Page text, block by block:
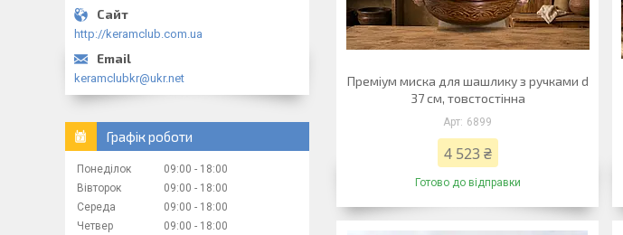
Преміум миска для шашлику з ручками d
37 см, товстостінна
6899
4 523 ₴
Готово до відправки
http://keramclub.com.ua
keramclubkr@ukr.net
Графік роботи
Понеділок 09:00
18:00
Вівторок
09:00
18:00
Середа
09:00
18:00
Четвер
09:00
18:00